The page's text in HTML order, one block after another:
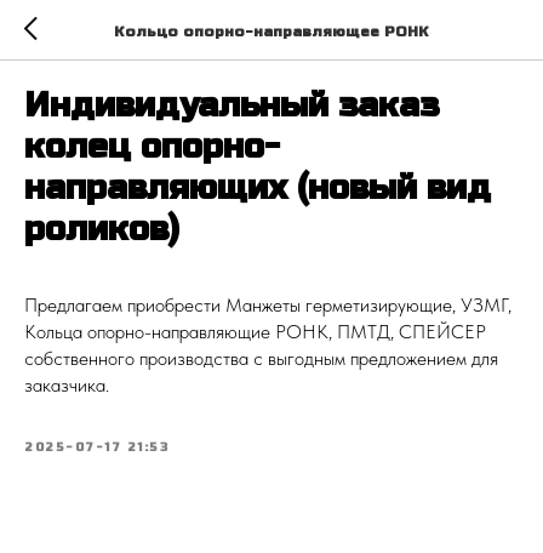
Кольцо опорно-направляющее РОНК
Индивидуальный заказ
колец опорно-
направляющих (новый вид
роликов)
Предлагаем приобрести Манжеты герметизирующие, УЗМГ,
Кольца опорно-направляющие РОНК, ПМТД, СПЕЙСЕР
собственного производства с выгодным предложением для
заказчика.
2025-07-17 21:53